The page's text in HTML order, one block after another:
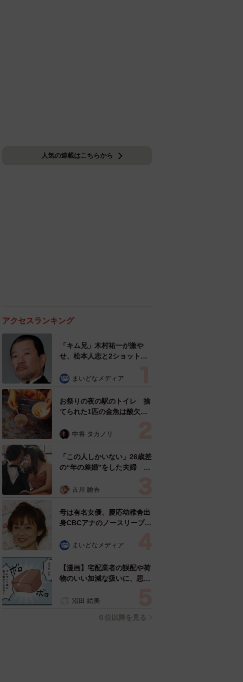
人気の連載はこちらから
アクセスランキング
「キム兄」木村祐一が激や
せ、松本人志と2ショット
「テキヤの兄さん」
まいどなメディア
お祭りの夜の駅のトイレ 捨
てられた1匹の金魚は酸欠状
戻し白点病の治療も奏功した
中将 タカノリ
「この人しかいない」26歳差
の“年の差婚”をした夫婦 出
た？ 今の思いを聞いた
古川 諭香
母は有名女優、慶応幼稚舎出
身CBCアナのノースリーブ姿
る」「天使の笑顔」
まいどなメディア
【漫画】宅配業者の誤配や荷
物のいい加減な扱いに、思わ
これってカスハラになります
沼田 絵美
６位以降を見る